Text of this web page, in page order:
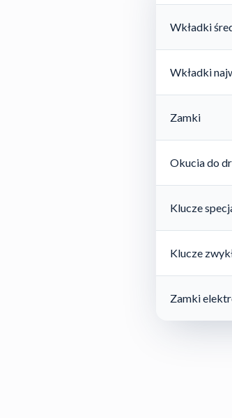
Wkładki
Wkładki
Zamki
Okucia do
Klucze
Klucze
Zamki